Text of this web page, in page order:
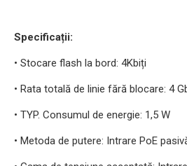
Specificații:
• Stocare flash la bord: 4Kbiți
• Rata totală de linie fără blocare: 4
• TYP. Consumul de energie: 1,5 W
• Metoda de putere: Intrare PoE